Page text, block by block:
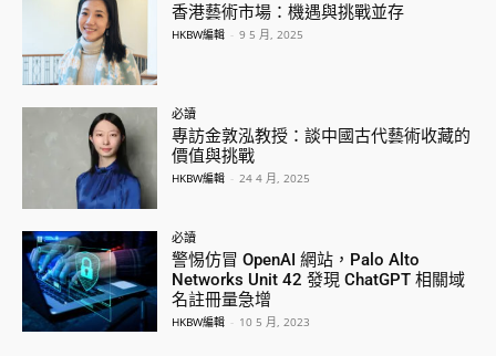
香港藝術市場：機遇與挑戰並存
HKBW編輯 - 9 5 月, 2025
必讀
專訪金敦泓教授：談中國古代藝術收藏的
價值與挑戰
HKBW編輯 - 24 4 月, 2025
必讀
警惕仿冒 OpenAI 網站，Palo Alto
Networks Unit 42 發現 ChatGPT 相關域
名註冊量急增
HKBW編輯 - 10 5 月, 2023